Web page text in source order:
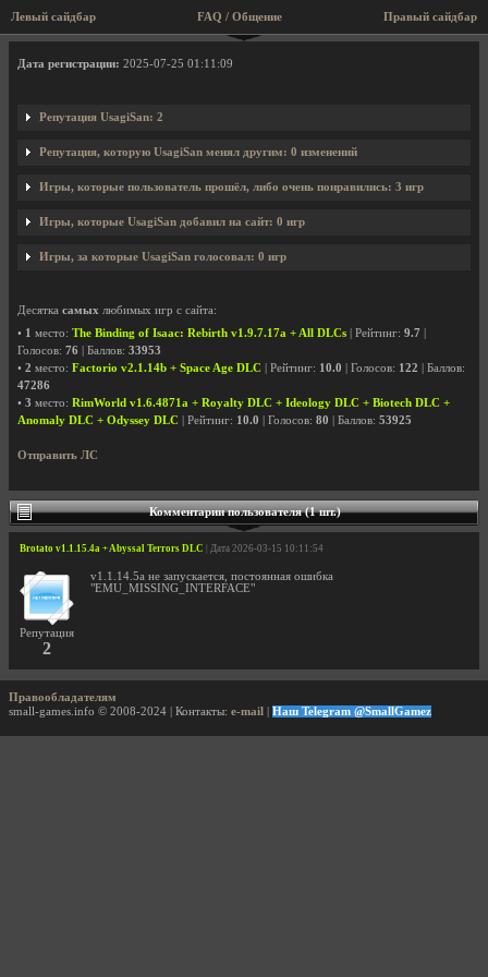
Левый сайдбар Правый сайдбар
FAQ / Общение
Профиль пользователя UsagiSan
Дата регистрации: 2025-07-25 01:11:09
Репутация UsagiSan: 2
Репутация, которую UsagiSan менял другим: 0 изменений
Игры, которые пользователь прошёл, либо очень понравились: 3 игр
Игры, которые UsagiSan добавил на сайт: 0 игр
Игры, за которые UsagiSan голосовал: 0 игр
Десятка самых любимых игр с сайта:
• 1 место: The Binding of Isaac: Rebirth v1.9.7.17a + All DLCs | Рейтинг: 9.7
Голосов: 76 | Баллов: 33953
• 2 место: Factorio v2.1.14b + Space Age DLC | Рейтинг: 10.0 | Голосов: 122 | Баллов:
47286
• 3 место: RimWorld v1.6.4871a + Royalty DLC + Ideology DLC + Biotech DLC +
Anomaly DLC + Odyssey DLC | Рейтинг: 10.0 | Голосов: 80 | Баллов: 53925
Отправить ЛС
Комментарии пользователя (1 шт.)
Brotato v1.1.15.4a + Abyssal Terrors DLC | Дата 2026-03-15 10:11:54
Репутация
2
v1.1.14.5a не запускается, постоянная ошибка
"EMU_MISSING_INTERFACE"
Правообладателям
small-games.info © 2008-2024 | Контакты: e-mail Наш Telegram @SmallGamez